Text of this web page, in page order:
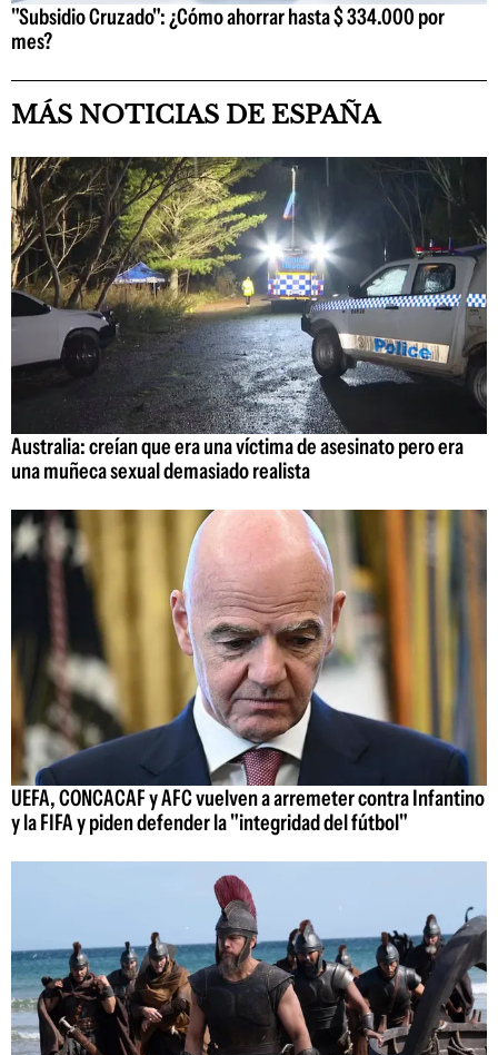
"Subsidio Cruzado": ¿Cómo ahorrar hasta $ 334.000 por
mes?
MÁS NOTICIAS DE ESPAÑA
Australia: creían que era una víctima de asesinato pero era
una muñeca sexual demasiado realista
UEFA, CONCACAF y AFC vuelven a arremeter contra Infantino
y la FIFA y piden defender la "integridad del fútbol"